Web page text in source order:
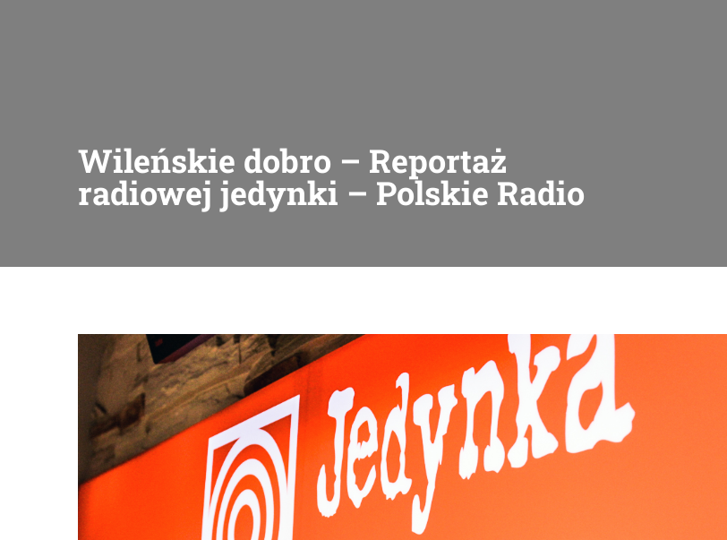
Wileńskie dobro – Reportaż
radiowej jedynki – Polskie Radio